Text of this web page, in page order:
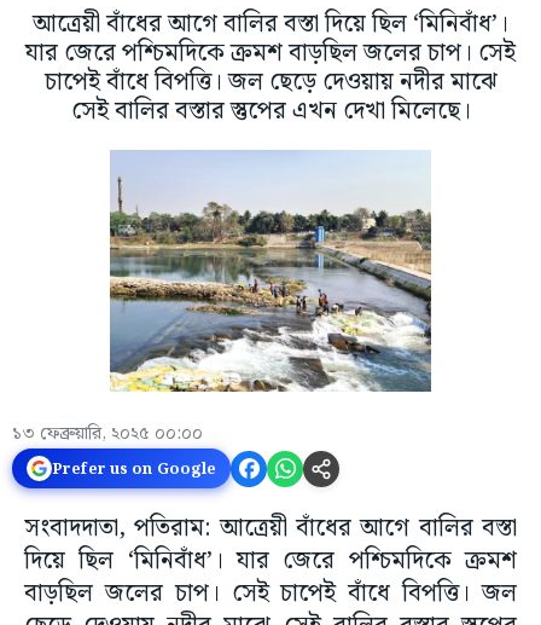
আত্রেয়ী বাঁধের আগে বালির বস্তা দিয়ে ছিল ‘মিনিবাঁধ’।
যার জেরে পশ্চিমদিকে ক্রমশ বাড়ছিল জলের চাপ। সেই
চাপেই বাঁধে বিপত্তি। জল ছেড়ে দেওয়ায় নদীর মাঝে
সেই বালির বস্তার স্তুপের এখন দেখা মিলেছে।
১৩ ফেব্রুয়ারি, ২০২৫ ০০:০০
Prefer us on Google
সংবাদদাতা, পতিরাম: আত্রেয়ী বাঁধের আগে বালির বস্তা
দিয়ে ছিল ‘মিনিবাঁধ’। যার জেরে পশ্চিমদিকে ক্রমশ
বাড়ছিল জলের চাপ। সেই চাপেই বাঁধে বিপত্তি। জল